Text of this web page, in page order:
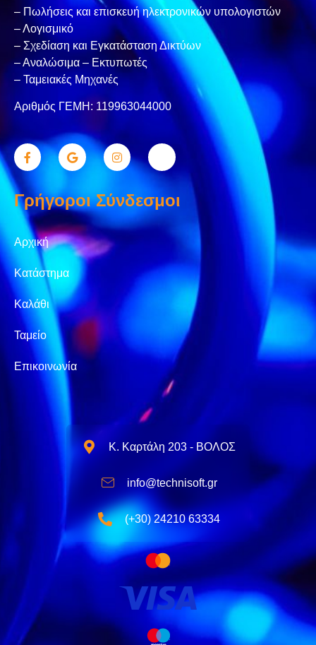
– Πωλήσεις και επισκευή ηλεκτρονικών υπολογιστών
– Λογισμικό
– Σχεδίαση και Εγκατάσταση Δικτύων
– Αναλώσιμα – Εκτυπωτές
– Ταμειακές Μηχανές
Αριθμός ΓΕΜΗ: 119963044000
Γρήγοροι Σύνδεσμοι
Αρχική
Κατάστημα
Καλάθι
Ταμείο
Επικοινωνία
Κ. Καρτάλη 203 - ΒΟΛΟΣ
info@technisoft.gr
(+30) 24210 63334